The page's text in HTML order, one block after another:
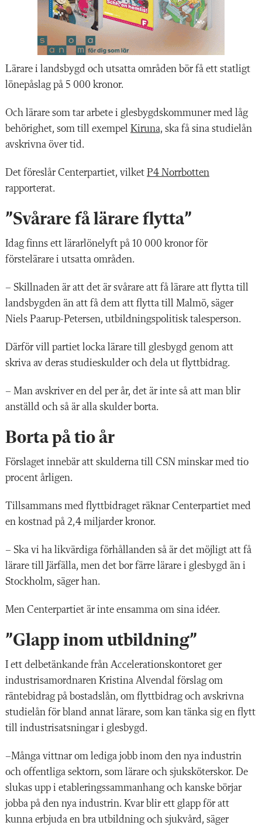
Lärare i landsbygd och utsatta områden bör få ett statligt
lönepåslag på 5 000 kronor.
Och lärare som tar arbete i glesbygdskommuner med låg
behörighet, som till exempel Kiruna, ska få sina studielån
avskrivna över tid.
Det föreslår Centerpartiet, vilket P4 Norrbotten
rapporterat.
”Svårare få lärare flytta”
Idag finns ett lärarlönelyft på 10 000 kronor för
förstelärare i utsatta områden.
– Skillnaden är att det är svårare att få lärare att flytta till
landsbygden än att få dem att flytta till Malmö, säger
Niels Paarup-Petersen, utbildningspolitisk talesperson.
Därför vill partiet locka lärare till glesbygd genom att
skriva av deras studieskulder och dela ut flyttbidrag.
– Man avskriver en del per år, det är inte så att man blir
anställd och så är alla skulder borta.
Borta på tio år
Förslaget innebär att skulderna till CSN minskar med tio
procent årligen.
Tillsammans med flyttbidraget räknar Centerpartiet med
en kostnad på 2,4 miljarder kronor.
– Ska vi ha likvärdiga förhållanden så är det möjligt att få
lärare till Järfälla, men det bor färre lärare i glesbygd än i
Stockholm, säger han.
Men Centerpartiet är inte ensamma om sina idéer.
”Glapp inom utbildning”
I ett delbetänkande från Accelerationskontoret ger
industrisamordnaren Kristina Alvendal förslag om
räntebidrag på bostadslån, om flyttbidrag och avskrivna
studielån för bland annat lärare, som kan tänka sig en flytt
till industrisatsningar i glesbygd.
–Många vittnar om lediga jobb inom den nya industrin
och offentliga sektorn, som lärare och sjuksköterskor. De
slukas upp i etableringssammanhang och kanske börjar
jobba på den nya industrin. Kvar blir ett glapp för att
kunna erbjuda en bra utbildning och sjukvård, säger